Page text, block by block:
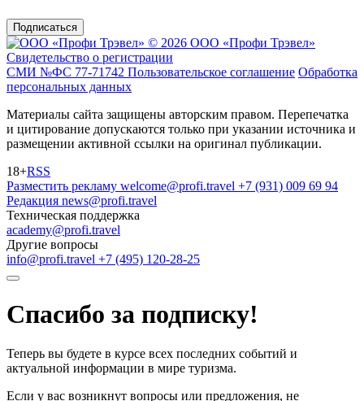
Подписаться
© 2026 ООО «Профи Трэвeл»
Свидетельство о регистрации
СМИ №ФС 77-71742 Пользовательское соглашение Обработка
персональных данных
Материалы сайта защищены авторским правом. Перепечатка
и цитирование допускаются только при указании источника и
размещении активной ссылки на оригинал публикации.
18+RSS
Разместить рекламу welcome@profi.travel +7 (931) 009 69 94
Редакция news@profi.travel
Техническая поддержка
academy@profi.travel
Другие вопросы
info@profi.travel +7 (495) 120-28-25
Спасибо за подписку!
Теперь вы будете в курсе всех последних событий и
актуальной информации в мире туризма.
Если у вас возникнут вопросы или предложения, не